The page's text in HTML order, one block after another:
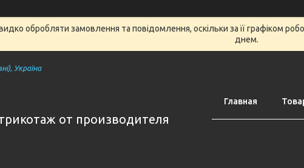
обробляти замовлення та повідомлення, оскільки за її графіком
днем.
Україна
от производителя
Главная